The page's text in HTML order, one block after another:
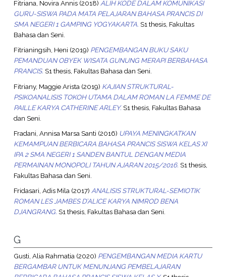
Fitriana, Novira Annis(2018) ALIH KODE DALAM KOMUNIKASI
GURU-SISWA PADA MATA PELAJARAN BAHASA PRANCIS DI
SMA NEGERI 1 GAMPING YOGYAKARTA. S1 thesis, Fakultas
Bahasa dan Seni.
Fitrianingsih, Heni (2019) PENGEMBANGAN BUKU SAKU
PEMANDUAN OBYEK WISATA GUNUNG MERAPI BERBAHASA
PRANCIS. S1 thesis, Fakultas Bahasa dan Seni.
Fitriany, Maggie Arista (2019) KAJIAN STRUKTURAL-
PSIKOANALISIS TOKOH UTAMA DALAM ROMAN LA FEMME DE
PAILLE KARYA CATHERINE ARLEY.S1 thesis, Fakultas Bahasa
dan Seni.
Fradani, Annisa Marsa Santi (2016) UPAYA MENINGKATKAN
KEMAMPUAN BERBICARA BAHASA PRANCIS SISWA KELAS XI
IPA 2 SMA NEGERI 1 SANDEN BANTUL DENGAN MEDIA
PERMAINAN MONOPOLI TAHUN AJARAN 2015/2016. S1 thesis,
Fakultas Bahasa dan Seni.
Fridasari, Adis Mila(2017) ANALISIS STRUKTURAL-SEMIOTIK
ROMAN LES JAMBES D’ALICE KARYA NIMROD BENA
DJANGRANG. S1 thesis, Fakultas Bahasa dan Seni.
G
Gusti, Alia Rahmatia(2020) PENGEMBANGAN MEDIA KARTU
BERGAMBAR UNTUK MENUNJANG PEMBELAJARAN